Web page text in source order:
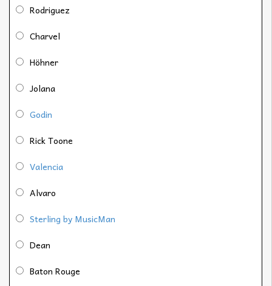
Rodriguez
Charvel
Höhner
Jolana
Godin
Rick Toone
Valencia
Alvaro
Sterling by MusicMan
Dean
Baton Rouge